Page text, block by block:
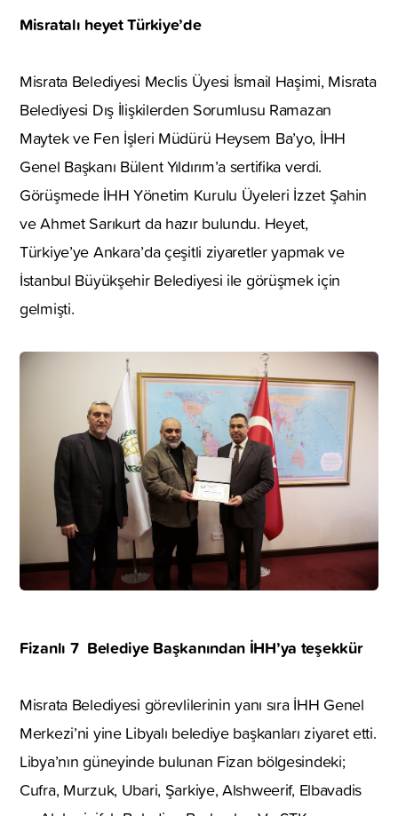
Misratalı heyet Türkiye’de
Misrata Belediyesi Meclis Üyesi İsmail Haşimi, Misrata
Belediyesi Dış İlişkilerden Sorumlusu Ramazan
Maytek ve Fen İşleri Müdürü Heysem Ba’yo, İHH
Genel Başkanı Bülent Yıldırım’a sertifika verdi.
Görüşmede İHH Yönetim Kurulu Üyeleri İzzet Şahin
ve Ahmet Sarıkurt da hazır bulundu. Heyet,
Türkiye’ye Ankara’da çeşitli ziyaretler yapmak ve
İstanbul Büyükşehir Belediyesi ile görüşmek için
gelmişti.
Fizanlı 7 Belediye Başkanından İHH’ya teşekkür
Misrata Belediyesi görevlilerinin yanı sıra İHH Genel
Merkezi’ni yine Libyalı belediye başkanları ziyaret etti.
Libya’nın güneyinde bulunan Fizan bölgesindeki;
Cufra, Murzuk, Ubari, Şarkiye, Alshweerif, Elbavadis